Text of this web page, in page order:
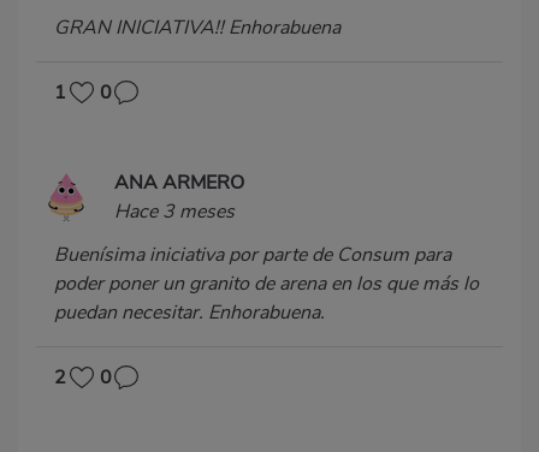
GRAN INICIATIVA!! Enhorabuena
1 0
ANA ARMERO
Hace 3 meses
Buenísima iniciativa por parte de Consum para
poder poner un granito de arena en los que más lo
puedan necesitar. Enhorabuena.
2 0